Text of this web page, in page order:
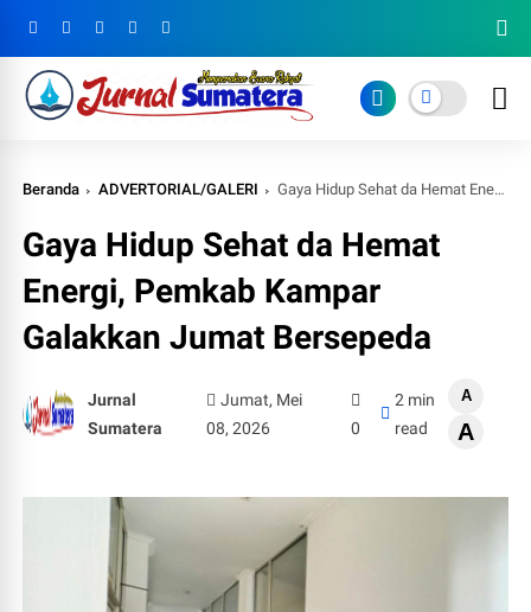
Beranda ADVERTORIAL/GALERI Gaya Hidup Sehat da Hemat Energi, Pemkab Kampar Galakkan Jumat Bersepeda
Gaya Hidup Sehat da Hemat
Energi, Pemkab Kampar
Galakkan Jumat Bersepeda
Jurnal
Sumatera
Jumat, Mei
08, 2026
0
2 min
read
A
A